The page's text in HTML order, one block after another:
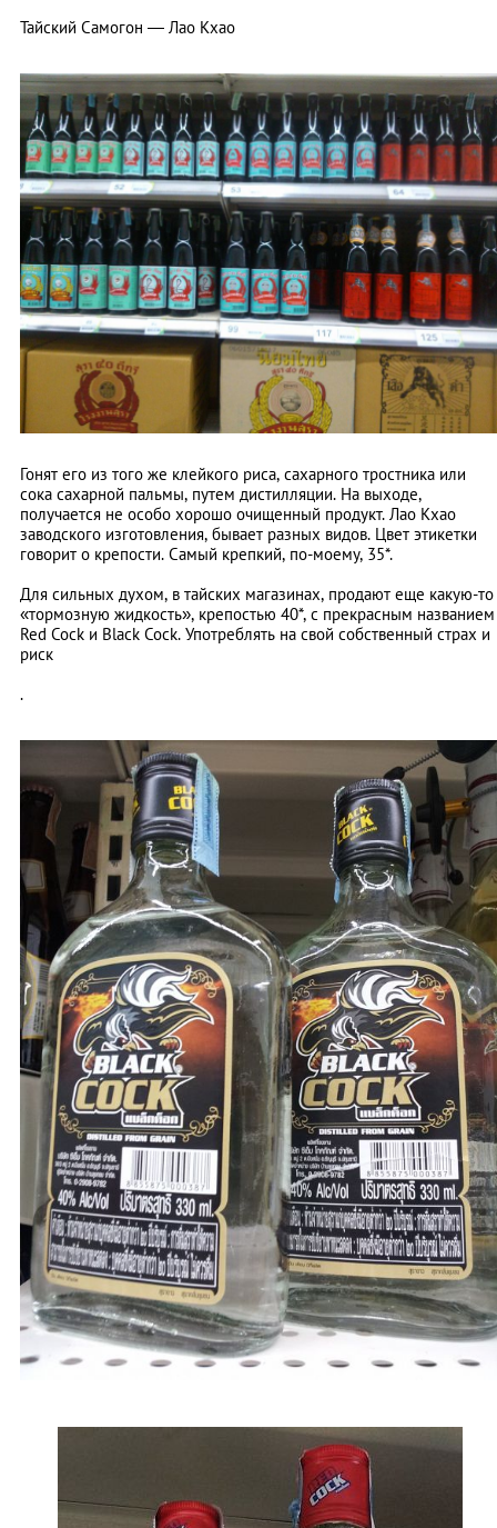
Тайский Самогон — Лао Кхао
Гонят его из того же клейкого риса, сахарного тростника или
сока сахарной пальмы, путем дистилляции. На выходе,
получается не особо хорошо очищенный продукт. Лао Кхао
заводского изготовления, бывает разных видов. Цвет этикетки
говорит о крепости. Самый крепкий, по-моему, 35*.
Для сильных духом, в тайских магазинах, продают еще какую-то
«тормозную жидкость», крепостью 40*, с прекрасным названием
Red Cock и Black Cock. Употреблять на свой собственный страх и
риск
.